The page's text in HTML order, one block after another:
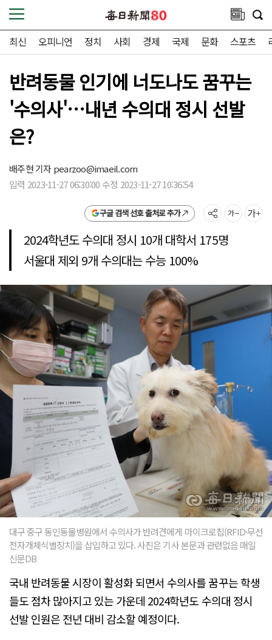
최신 오피니언 정치 사회 경제 국제 문화 스포츠
반려동물 인기에 너도나도 꿈꾸는
'수의사'…내년 수의대 정시 선발
은?
배주현 기자pearzoo@imaeil.com
입력 2023-11-27 06:30:00 수정 2023-11-27 10:36:54
구글 검색 선호 출처로 추가
2024학년도 수의대 정시 10개 대학서 175명
서울대 제외 9개 수의대는 수능 100%
대구 중구 동인동물병원에서 수의사가 반려견에게 마이크로칩(RFID·무선
전자개체식별장치)을 삽입하고 있다. 사진은 기사 본문과 관련없음 매일
신문DB
국내 반려동물 시장이 활성화 되면서 수의사를 꿈꾸는 학생
들도 점차 많아지고 있는 가운데 2024학년도 수의대 정시
선발 인원은 전년 대비 감소할 예정이다.